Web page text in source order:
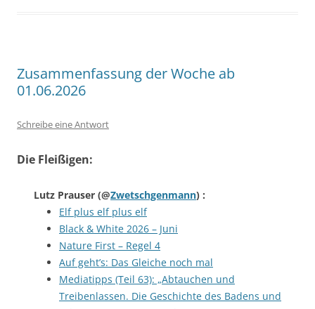
Zusammenfassung der Woche ab
01.06.2026
Schreibe eine Antwort
Die Fleißigen:
Lutz Prauser (@Zwetschgenmann) :
Elf plus elf plus elf
Black & White 2026 – Juni
Nature First – Regel 4
Auf geht’s: Das Gleiche noch mal
Mediatipps (Teil 63): „Abtauchen und
Treibenlassen. Die Geschichte des Badens und